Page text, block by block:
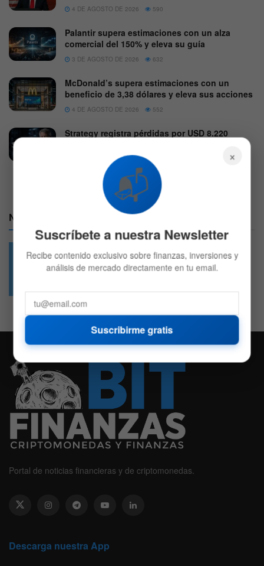
4 DE AGOSTO DE 2026 590
Palantir supera estimaciones con un alza
comercial del 150% y eleva su guía
3 DE AGOSTO DE 2026 632
McDonald’s supera estimaciones con un
beneficio de 3,38 dólares y eleva sus acciones
4 DE AGOSTO DE 2026 552
Strategy registra pérdidas por USD 8.220
millones, pero Bitcoin sigue siendo el foco de
los inversionistas
31 DE JULIO DE 2026 713
Nuestras Redes:
49.6k 4.7k
Portal de noticias financieras y de criptomonedas.
Descarga nuestra App
×
📬
Suscríbete a nuestra Newsletter
Recibe contenido exclusivo sobre finanzas, inversiones y
análisis de mercado directamente en tu email.
Suscribirme gratis